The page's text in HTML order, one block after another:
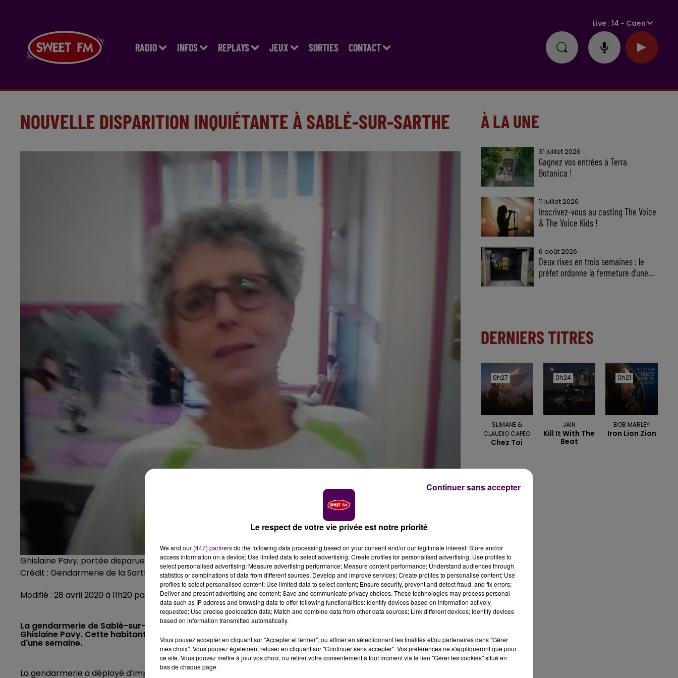
RADIO INFOS REPLAYS JEUX SORTIES CONTACT
Live :14 - Caen
NOUVELLE DISPARITION INQUIÉTANTE À SABLÉ-SUR-SARTHE
Ghislaine Pavy, portée disparue dans le secteur de Sablé-sur-Sarthe
Crédit : Gendarmerie de la Sarthe
Modifié : 28 avril 2020 à 11h20 par Julien Dubois
La gendarmerie de Sablé-sur-Sarthe vient de lancer un appel à témoins pour tenter de retrouver
Ghislaine Pavy. Cette habitante de la commune, âgée de 58 ans, n'a plus donné signe de vie depuis plus
d'une semaine.
La gendarmerie a déployé d’importants moyens de recherche, ce lundi 27 avril, dans le cadre de la
À LA UNE
31 juillet 2026
Gagnez vos entrées à Terra
Botanica !
11 juillet 2026
Inscrivez-vous au casting The Voice
& The Voice Kids !
6 août 2026
Deux rixes en trois semaines : le
préfet ordonne la fermeture d'une...
DERNIERS TITRES
0h27
0h27
SLIMANE &
CLAUDIO CAPEO
Chez Toi
0h24
0h24
JAIN
Kill It With The
Beat
0h21
0h21
BOB MARLEY
Iron Lion Zion
Le respect de votre vie privée est notre priorité
We and our (447) partnersdo the following data processing based on your consent and/or our legitimate interest: Store and/or
access information on a device; Use limited data to select advertising; Create profiles for personalised advertising; Use profiles to
select personalised advertising; Measure advertising performance; Measure content performance; Understand audiences through
statistics or combinations of data from different sources; Develop and improve services; Create profiles to personalise content; Use
profiles to select personalised content; Use limited data to select content; Ensure security, prevent and detect fraud, and fix errors;
Deliver and present advertising and content; Save and communicate privacy choices. These technologies may process personal
data such as IP address and browsing data to offer following functionalities: Identify devices based on information actively
requested; Use precise geolocation data; Match and combine data from other data sources; Link different devices; Identify devices
based on information transmitted automatically.
Vous pouvez accepter en cliquant sur "Accepter et fermer", ou affiner en sélectionnant les finalités et/ou partenaires dans "Gérer
mes choix". Vous pouvez également refuser en cliquant sur "Continuer sans accepter". Vos préférences ne s'appliqueront que pour
ce site. Vous pouvez mettre à jour vos choix, ou retirer votre consentement à tout moment via le lien "Gérer les cookies" situé en
bas de chaque page.
Continuer sans accepter